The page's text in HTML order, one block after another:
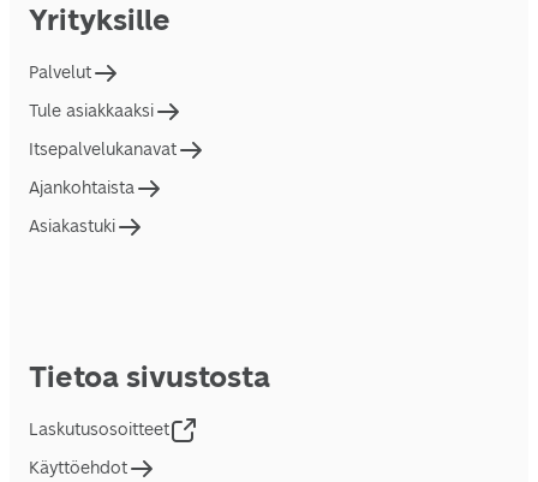
Yrityksille
Palvelut
Tule asiakkaaksi
Itsepalvelukanavat
Ajankohtaista
Asiakastuki
Tietoa sivustosta
Laskutusosoitteet
Käyttöehdot